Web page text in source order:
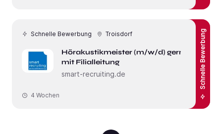
Schnelle Bewerbung Troisdorf
Hörakustikmeister (m/w/d) gerne
mit Filialleitung
smart-recruiting.de
Schnelle Bewerbung
4 Wochen